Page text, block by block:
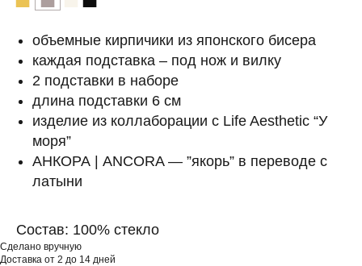
объемные кирпичики из японского бисера
каждая подставка – под нож и вилку
2 подставки в наборе
длина подставки 6 см
изделие из коллаборации с Life Aesthetic “У
моря”
АНКОРА | ANCORA — ”якорь” в переводе с
латыни
Состав: 100% стекло
Сделано вручную
Доставка от 2 до 14 дней